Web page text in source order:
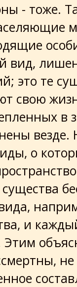
- тоже.
вид,
это те
свою
в
везде.
о
и
Этим